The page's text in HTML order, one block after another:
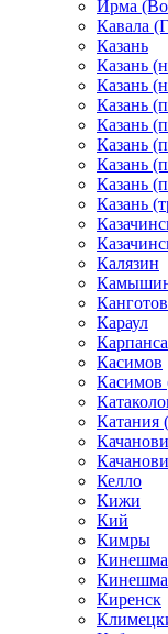
Ирма
Кавала
Казань
Казань
Казань
Казань
Казань
Казань
Казань
Казань
Казань
Калязин
Караул
Касимов
Касимов
Катания
Келло
Кижи
Кий
Кимры
Кинешма
Киренск